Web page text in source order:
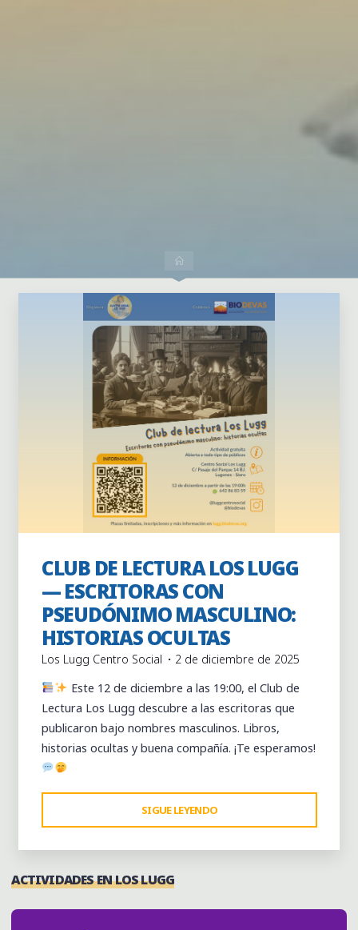
Actividades Actividades puntuales
Club de lectura
Los Lugg
CLUB DE LECTURA LOS LUGG
— ESCRITORAS CON
PSEUDÓNIMO MASCULINO:
HISTORIAS OCULTAS
Los Lugg Centro Social
2 de diciembre de 2025
Este 12 de diciembre a las 19:00, el Club de
Lectura Los Lugg descubre a las escritoras que
publicaron bajo nombres masculinos. Libros,
historias ocultas y buena compañía. ¡Te esperamos!
SIGUE LEYENDO
DE
LECTURA
—
ACTIVIDADES EN LOS LUGG